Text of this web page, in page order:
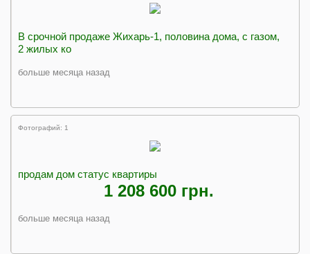
В срочной продаже Жихарь-1, половина дома, с газом,
2 жилых ко
больше месяца назад
Фотографий: 1
продам дом статус квартиры
1 208 600 грн.
больше месяца назад